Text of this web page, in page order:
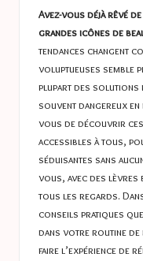
Avez-vous déjà rêvé
grandes icônes de
tendances changent
voluptueuses semble
plupart des solutions
souvent dangereux
vous de découvrir ces
accessibles à tous,
séduisantes sans
vous, avec des lèvres
tous les regards.
conseils pratiques
dans votre routine de
faire l’expérience de